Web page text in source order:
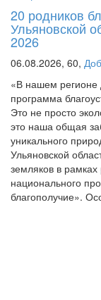
20 родников
Ульяновской
2026
06.08.2026, 60,
«В нашем регионе
программа
Это не просто
это наша общая
уникального
Ульяновской
земляков в
национального
благополучие».